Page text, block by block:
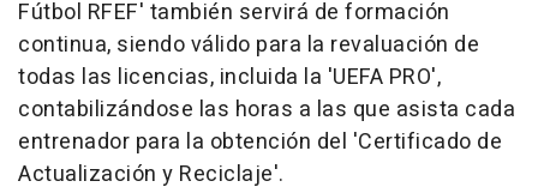
Fútbol RFEF' también servirá de formación
continua, siendo válido para la revaluación de
todas las licencias, incluida la 'UEFA PRO',
contabilizándose las horas a las que asista cada
entrenador para la obtención del 'Certificado de
Actualización y Reciclaje'.